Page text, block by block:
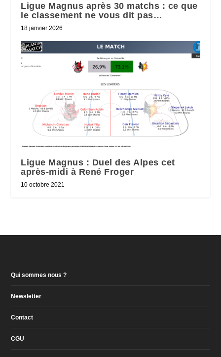
Ligue Magnus après 30 matchs : ce que
le classement ne vous dit pas…
18 janvier 2026
Ligue Magnus : Duel des Alpes cet
après-midi à René Froger
10 octobre 2021
Qui sommes nous ?
Newsletter
Contact
CGU